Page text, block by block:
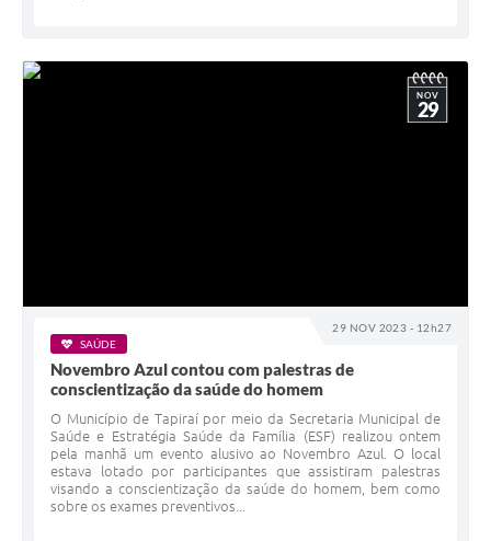
29 NOV 2023 - 12h27
NOV
29
SAÚDE
Novembro Azul contou com palestras de
conscientização da saúde do homem
O Município de Tapiraí por meio da Secretaria Municipal de
Saúde e Estratégia Saúde da Família (ESF) realizou ontem
pela manhã um evento alusivo ao Novembro Azul. O local
estava lotado por participantes que assistiram palestras
visando a conscientização da saúde do homem, bem como
sobre os exames preventivos...